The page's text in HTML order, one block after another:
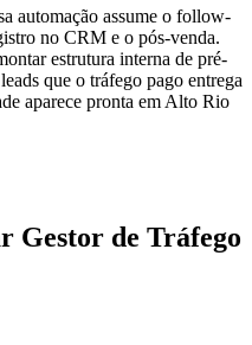
automação assume o follow-
no CRM e o pós-venda.
estrutura interna de pré-
que o tráfego pago entrega
aparece pronta em Alto Rio
Gestor de Tráfego